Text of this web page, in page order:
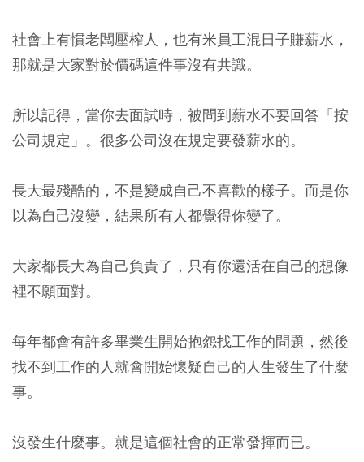
社會上有慣老闆壓榨人，也有米員工混日子賺薪水，
那就是大家對於價碼這件事沒有共識。
所以記得，當你去面試時，被問到薪水不要回答「按
公司規定」。很多公司沒在規定要發薪水的。
長大最殘酷的，不是變成自己不喜歡的樣子。而是你
以為自己沒變，結果所有人都覺得你變了。
大家都長大為自己負責了，只有你還活在自己的想像
裡不願面對。
每年都會有許多畢業生開始抱怨找工作的問題，然後
找不到工作的人就會開始懷疑自己的人生發生了什麼
事。
沒發生什麼事。就是這個社會的正常發揮而已。